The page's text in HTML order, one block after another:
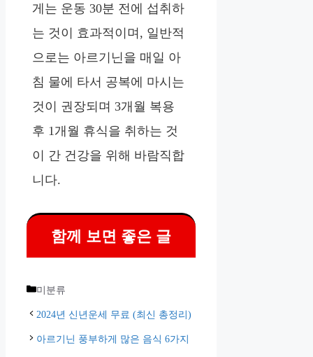
게는 운동 30분 전에 섭취하
는 것이 효과적이며, 일반적
으로는 아르기닌을 매일 아
침 물에 타서 공복에 마시는
것이 권장되며 3개월 복용
후 1개월 휴식을 취하는 것
이 간 건강을 위해 바람직합
니다.
함께 보면 좋은 글
카
테
고
미분류
2024년 신년운세 무료 (최신 총정리)
아르기닌 풍부하게 많은 음식 6가지